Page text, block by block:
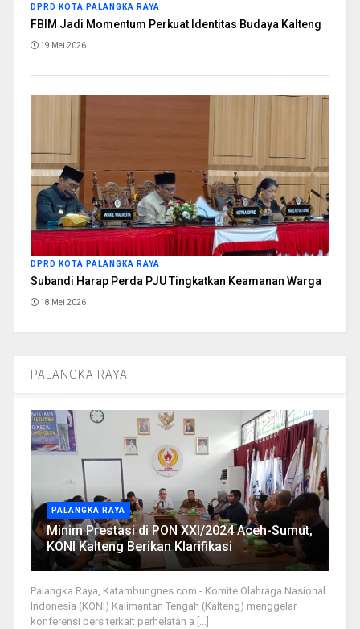
DPRD KOTA PALANGKA RAYA
FBIM Jadi Momentum Perkuat Identitas Budaya Kalteng
19 Mei 2026
DPRD KOTA PALANGKA RAYA
Subandi Harap Perda PJU Tingkatkan Keamanan Warga
18 Mei 2026
PALANGKA RAYA
PALANGKA RAYA
Minim Prestasi di PON XXI/2024 Aceh-Sumut,
KONI Kalteng Berikan Klarifikasi
Palangka Raya, Katambungnes.com - Komite Olahraga Nasional
Indonesia (KONI) Kalimantan Tengah (Kalteng) menggelar
konferensi pers terkait perhelatan a [...]